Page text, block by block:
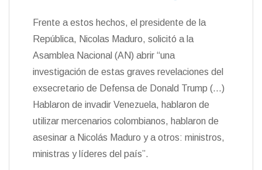
Frente a estos hechos, el presidente de la
República, Nicolas Maduro, solicitó a la
Asamblea Nacional (AN) abrir “una
investigación de estas graves revelaciones del
exsecretario de Defensa de Donald Trump (…)
Hablaron de invadir Venezuela, hablaron de
utilizar mercenarios colombianos, hablaron de
asesinar a Nicolás Maduro y a otros: ministros,
ministras y líderes del país”.